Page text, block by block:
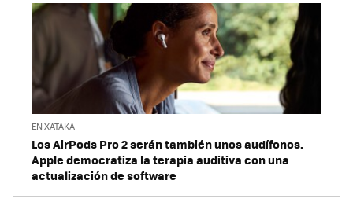
EN XATAKA
Los AirPods Pro 2 serán también unos audífonos.
Apple democratiza la terapia auditiva con una
actualización de software